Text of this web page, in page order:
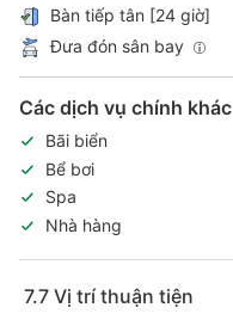
Bàn tiếp tân [24 giờ]
Đưa đón sân bay
Các dịch vụ chính khác
Bãi biển
Bể bơi
Spa
Nhà hàng
7.7 Vị trí thuận tiện